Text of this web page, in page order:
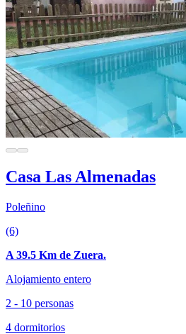
Casa Las Almenadas
Poleñino
(6)
A 39.5 Km de Zuera.
Alojamiento entero
2 - 10 personas
4 dormitorios